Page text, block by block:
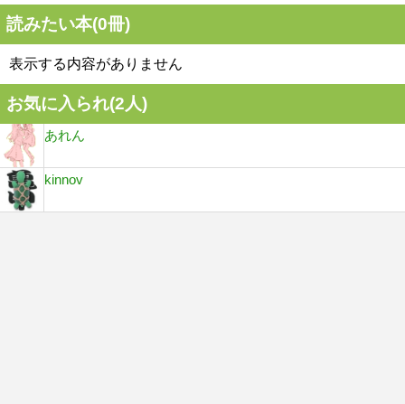
読みたい本(0冊)
表示する内容がありません
お気に入られ(2人)
あれん
kinnov